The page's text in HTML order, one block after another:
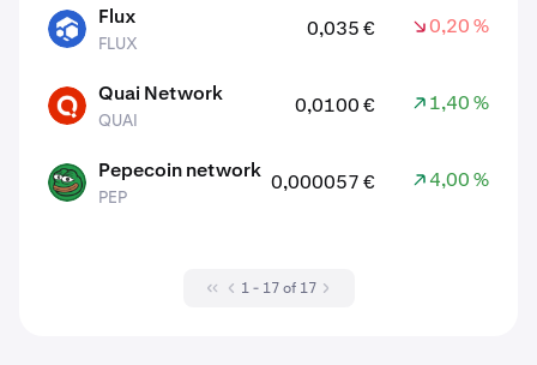
FLUX Flux
FLUX
0,035 € 0,20 %
QUAI Quai Network
QUAI
0,0100 € 1,40 %
PEP Pepecoin network
PEP
0,000057 € 4,00 %
1 - 17 of 17